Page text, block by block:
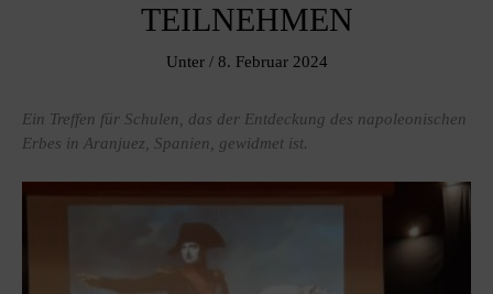
TEILNEHMEN
Unter / 8. Februar 2024
Ein Treffen für Schulen, das der Entdeckung des napoleonischen
Erbes in Aranjuez, Spanien, gewidmet ist.